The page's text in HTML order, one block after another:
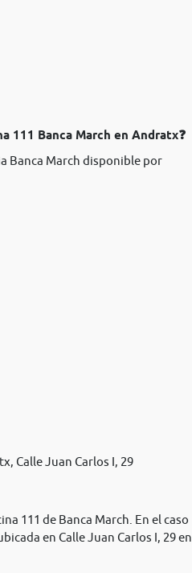
Banca March en Andratx❓
Banca March disponible por
Calle Juan Carlos I, 29
111 de Banca March. En el caso
en Calle Juan Carlos I, 29 en